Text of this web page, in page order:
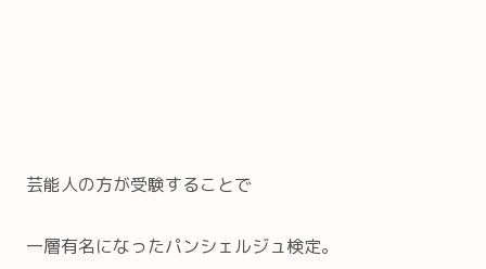
芸能人の方が受験することで
一層有名になったパンシェルジュ検定。